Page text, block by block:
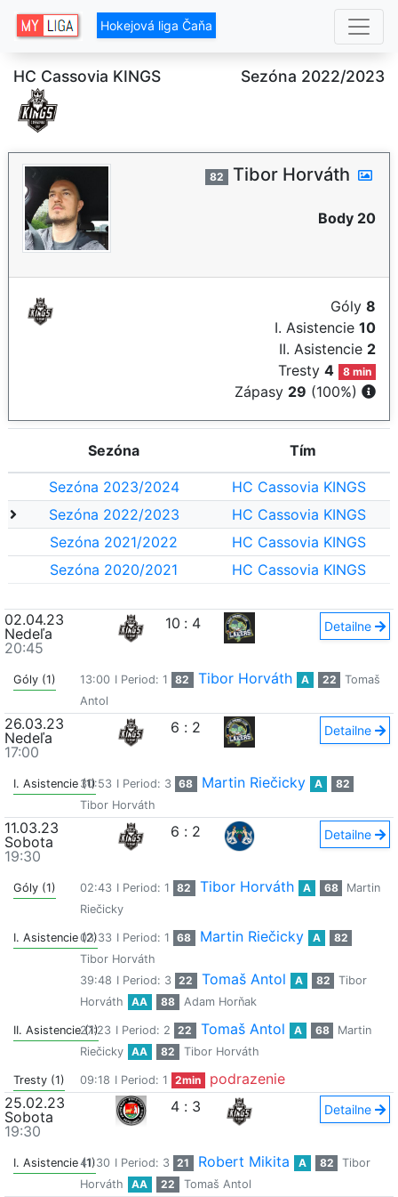
Hokejová liga Čaňa
HC Cassovia KINGS Sezóna 2022/2023
82 Tibor Horváth
Body 20
Góly 8
I. Asistencie 10
II. Asistencie 2
Tresty4 8 min
Zápasy 29 (100%)
Sezóna Tím
Sezóna 2023/2024
HC Cassovia KINGS
Sezóna 2022/2023
HC Cassovia KINGS
Sezóna 2021/2022
HC Cassovia KINGS
Sezóna 2020/2021
HC Cassovia KINGS
02.04.23
Nedeľa
20:45
10 : 4 Detailne
Góly (1) 13:00 I Period: 1 82 Tibor Horváth A 22
Tomaš
Antol
26.03.23
Nedeľa
17:00
6 : 2 Detailne
I. Asistencie (1)30:53 I Period: 3 68 Martin Riečicky A
82
Tibor Horváth
11.03.23
Sobota
19:30
6 : 2 Detailne
Góly (1) 02:43 I Period: 1 82 Tibor Horváth A 68
Martin
Riečicky
I. Asistencie (2)03:33 I Period: 1 68 Martin Riečicky A
82
Tibor Horváth
39:48 I Period: 3 22 Tomaš Antol A 82
Tibor
Horváth
AA 88 Adam Horňak
II. Asistencie (1)
27:23 I Period: 2 22 Tomaš Antol A 68
Martin
Riečicky
AA 82 Tibor Horváth
Tresty (1) 09:18 I Period: 1 2min
podrazenie
25.02.23
Sobota
19:30
4 : 3 Detailne
I. Asistencie (1)41:30 I Period: 3 21 Robert Mikita A 82
Tibor
Horváth
AA 22 Tomaš Antol